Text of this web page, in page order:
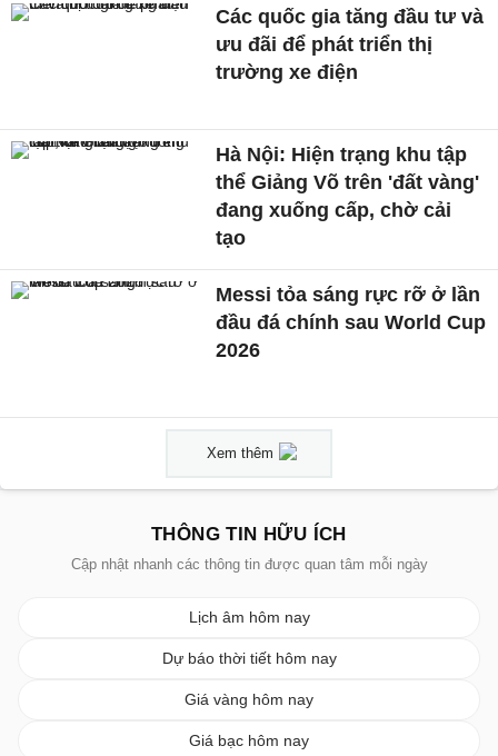
Các quốc gia tăng đầu tư và
ưu đãi để phát triển thị
trường xe điện
Hà Nội: Hiện trạng khu tập
thể Giảng Võ trên 'đất vàng'
đang xuống cấp, chờ cải
tạo
Messi tỏa sáng rực rỡ ở lần
đầu đá chính sau World Cup
2026
Xem thêm
THÔNG TIN HỮU ÍCH
Cập nhật nhanh các thông tin được quan tâm mỗi ngày
Lịch âm hôm nay
Dự báo thời tiết hôm nay
Giá vàng hôm nay
Giá bạc hôm nay